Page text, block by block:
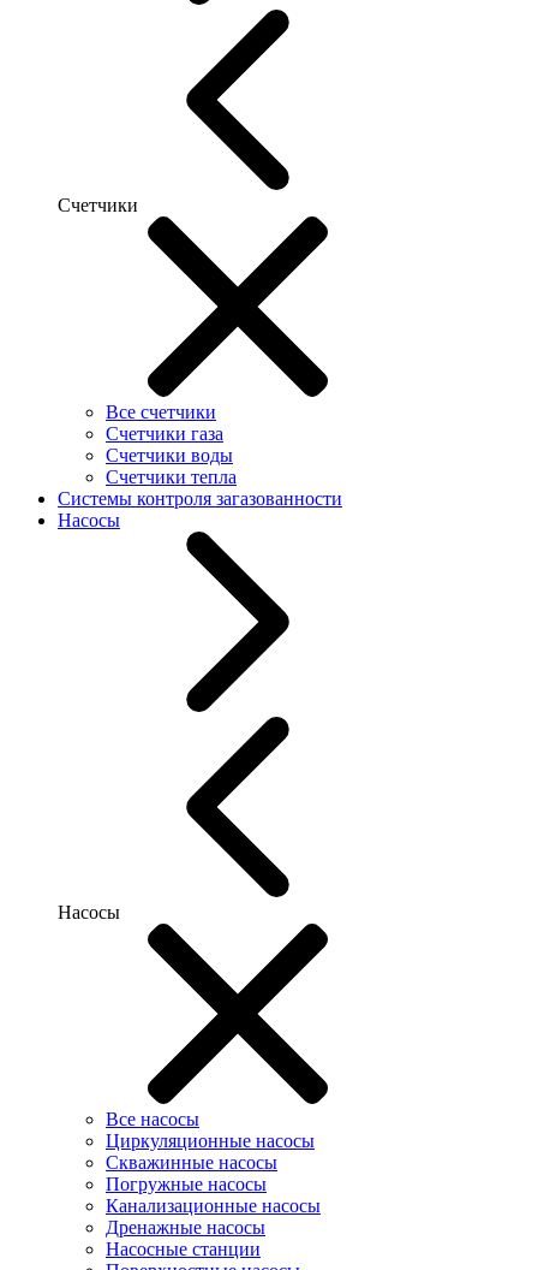
Счетчики
Все счетчики
Счетчики газа
Счетчики воды
Счетчики тепла
Системы контроля загазованности
Насосы
Насосы
Все насосы
Циркуляционные насосы
Скважинные насосы
Погружные насосы
Канализационные насосы
Дренажные насосы
Насосные станции